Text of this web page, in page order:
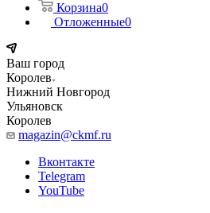
Корзина0
Отложенные0
Ваш город
Королев
Нижний Новгород
Ульяновск
Королев
magazin@ckmf.ru
Вконтакте
Telegram
YouTube